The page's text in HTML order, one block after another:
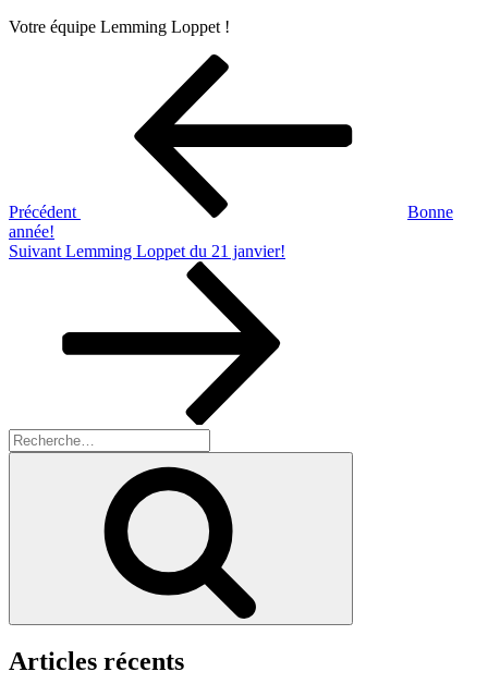
Votre équipe Lemming Loppet !
Précédent
Bonne
année!
Article
Suivant Lemming Loppet du 21 janvier!
Recherche
pour
Articles récents